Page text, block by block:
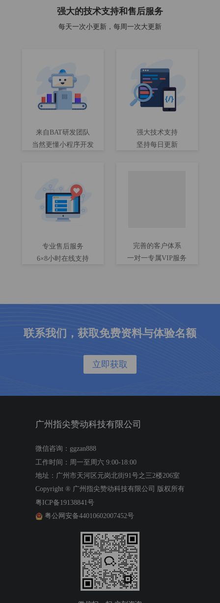
强大的技术支持和售后服务
每天一次小更新，每周一次大更新
来自BAT研发团队
当然更懂小程序开发
强大技术支持
坚持每日更新
专业售后服务
6×8小时在线支持
完善的客户体系
一对一专属VIP服务
联系我们，获取免费资料与体验名额
立即获取
广州指尖赞动科技有限公司
微信咨询：ggzan888
工作时间：周一至周六 9:00-18:00
地址：广州市天河区元岗北街91号之三2楼206室
Copyright ® 广州指尖赞动科技有限公司 版权所有
粤ICP备19138841号
粤公网安备44010602007452号